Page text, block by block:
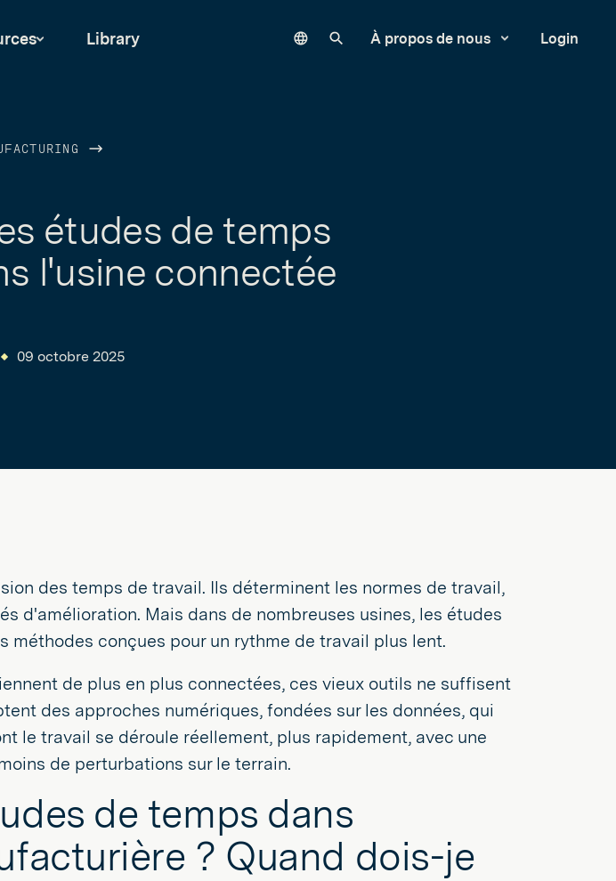
Library LanguageRechercher sur notre site
À propos de nous Login
études de temps
l'usine connectée
09 octobre 2025
des temps de travail. Ils déterminent les normes de travail,
d'amélioration. Mais dans de nombreuses usines, les études
méthodes conçues pour un rythme de travail plus lent.
de plus en plus connectées, ces vieux outils ne suffisent
des approches numériques, fondées sur les données, qui
le travail se déroule réellement, plus rapidement, avec une
de perturbations sur le terrain.
de temps dans
? Quand dois-je